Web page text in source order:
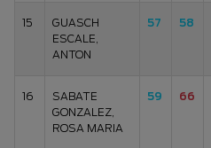
15
GUASCH
ESCALE,
ANTON
57 58
16
SABATE
GONZALEZ,
ROSA MARIA
59 66